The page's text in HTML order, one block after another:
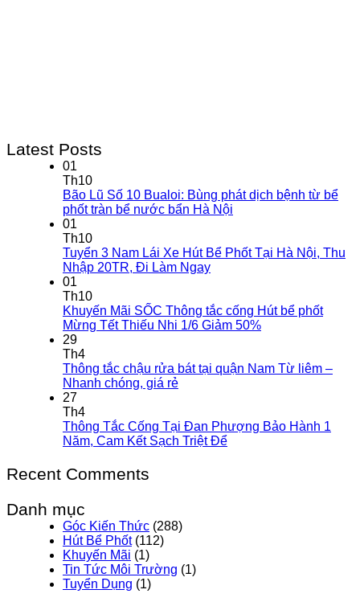
Latest Posts
01
Th10
Bão Lũ Số 10 Bualoi: Bùng phát dịch bệnh từ bể
phốt tràn bể nước bẩn Hà Nội
01
Th10
Tuyển 3 Nam Lái Xe Hút Bể Phốt Tại Hà Nội, Thu
Nhập 20TR, Đi Làm Ngay
01
Th10
Khuyến Mãi SỐC Thông tắc cống Hút bể phốt
Mừng Tết Thiếu Nhi 1/6 Giảm 50%
29
Th4
Thông tắc chậu rửa bát tại quận Nam Từ liêm –
Nhanh chóng, giá rẻ
27
Th4
Thông Tắc Cống Tại Đan Phượng Bảo Hành 1
Năm, Cam Kết Sạch Triệt Để
Recent Comments
Danh mục
Góc Kiến Thức (288)
Hút Bể Phốt(112)
Khuyến Mãi (1)
Tin Tức Môi Trường (1)
Tuyển Dụng (1)